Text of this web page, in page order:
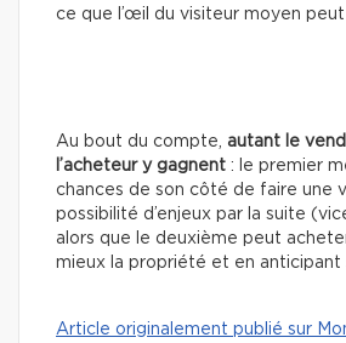
ce que l’œil du visiteur moyen
Au bout du compte, autant le
l’acheteur y gagnent : le premier
chances de son côté de faire une
possibilité d’enjeux par la suite
alors que le deuxième peut
mieux la propriété et en anticipant
Article originalement publié sur